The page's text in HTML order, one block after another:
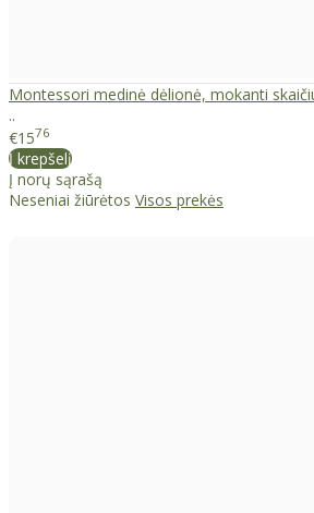
Montessori medinė dėlionė, mokanti
..
€1576
Į krepšelį
Į norų sąrašą
Neseniai žiūrėtos Visos prekės